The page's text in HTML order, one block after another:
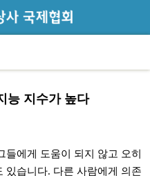
능 지수가 높다
에게 도움이 되지 않고 오히
있습니다. 다른 사람에게 의존